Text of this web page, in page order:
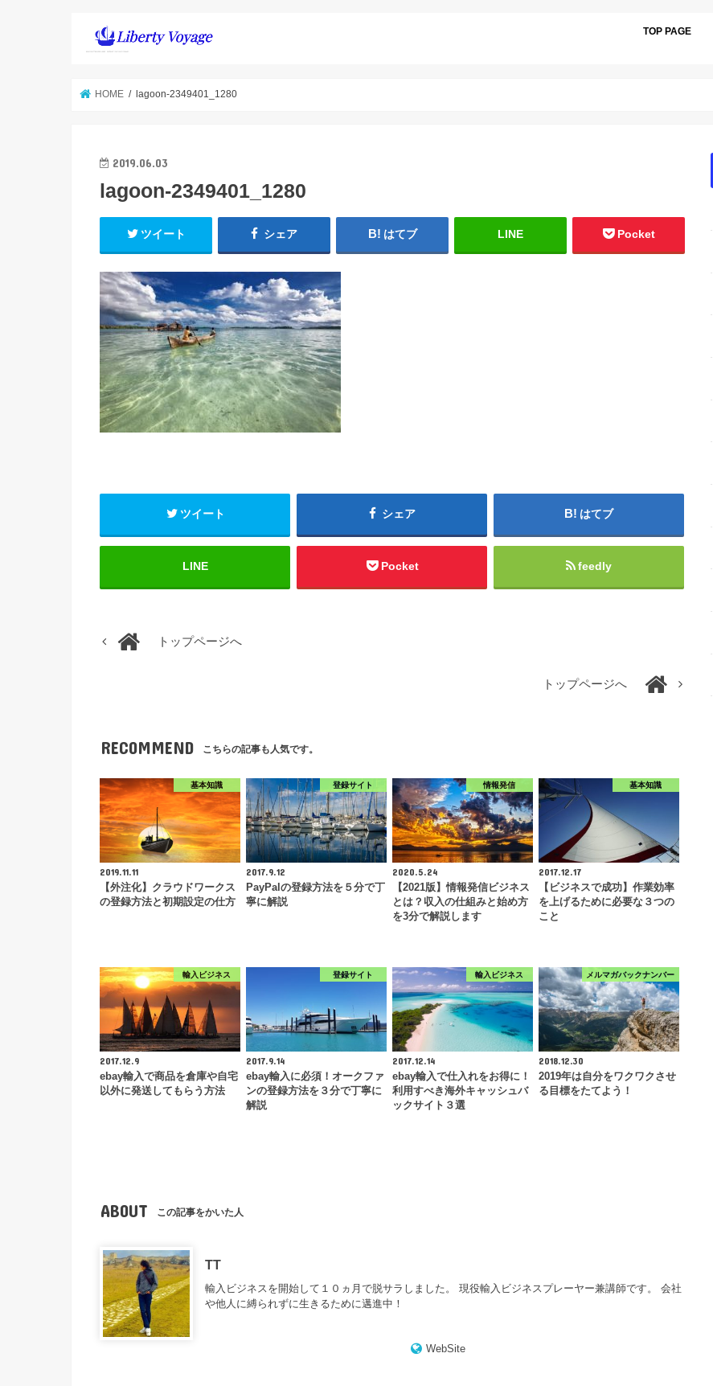
TOP PAGE
HOME lagoon-2349401_1280
2019.06.03
lagoon-2349401_1280
ツイート シェア はてブ LINE Pocket
ツイート シェア はてブ
LINE Pocket feedly
トップページへ
トップページへ
RECOMMEND こちらの記事も人気です。
基本知識
2019.11.11
【外注化】クラウドワークス
の登録方法と初期設定の仕方
登録サイト
2017.9.12
PayPalの登録方法を５分で丁
寧に解説
情報発信
2020.5.24
【2021版】情報発信ビジネス
とは？収入の仕組みと始め方
を3分で解説します
基本知識
2017.12.17
【ビジネスで成功】作業効率
を上げるために必要な３つの
こと
輸入ビジネス
2017.12.9
ebay輸入で商品を倉庫や自宅
以外に発送してもらう方法
登録サイト
2017.9.14
ebay輸入に必須！オークファ
ンの登録方法を３分で丁寧に
解説
輸入ビジネス
2017.12.14
ebay輸入で仕入れをお得に！
利用すべき海外キャッシュバ
ックサイト３選
メルマガバックナンバー
2018.12.30
2019年は自分をワクワクさせ
る目標をたてよう！
ABOUT この記事をかいた人
TT
輸入ビジネスを開始して１０ヵ月で脱サラしました。 現役輸入ビジネスプレーヤー兼講師です。 会社
や他人に縛られずに生きるために邁進中！
WebSite